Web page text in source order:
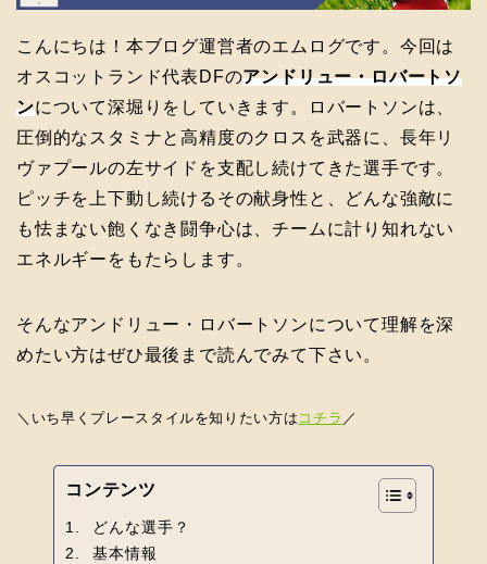
こんにちは！本ブログ運営者のエムログです。今回は
オスコットランド代表DFのアンドリュー・ロバートソ
ンについて深堀りをしていきます。ロバートソンは、
圧倒的なスタミナと高精度のクロスを武器に、長年リ
ヴァプールの左サイドを支配し続けてきた選手です。
ピッチを上下動し続けるその献身性と、どんな強敵に
も怯まない飽くなき闘争心は、チームに計り知れない
エネルギーをもたらします。
そんなアンドリュー・ロバートソンについて理解を深
めたい方はぜひ最後まで読んでみて下さい。
＼いち早くプレースタイルを知りたい方は コチラ ／
コンテンツ
どんな選手？
基本情報